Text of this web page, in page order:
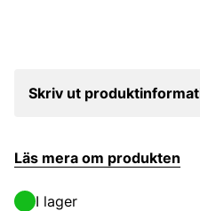
Skriv ut
Läs mera om produkten
I lager